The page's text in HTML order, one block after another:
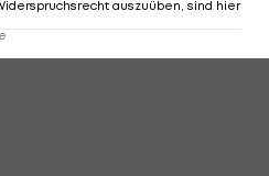
auszuüben, sind hier